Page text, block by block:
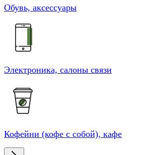
Обувь, аксессуары
Электроника, салоны связи
Кофейни (кофе с собой), кафе